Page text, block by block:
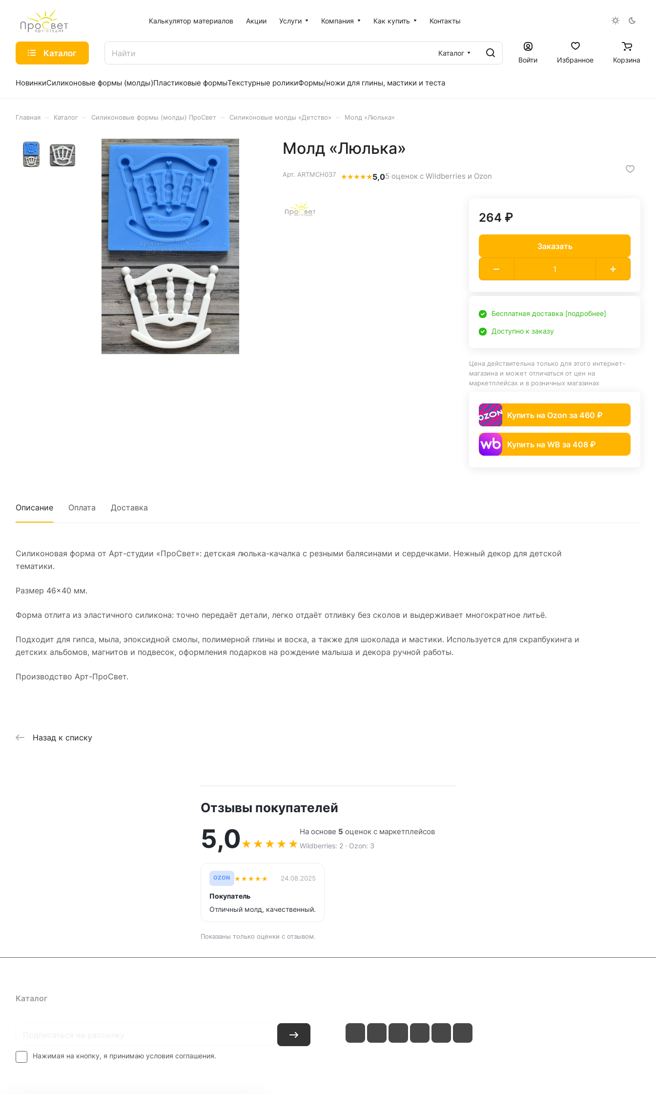
Калькулятор материалов Акции Услуги Компания Как купить Контакты
Каталог
Каталог
Войти
Избранное Корзина
НовинкиСиликоновые формы (молды)Пластиковые формыТекстурные роликиФормы/ножи для глины, мастики и теста
Главная Каталог Силиконовые формы (молды) ПроСвет Силиконовые молды «Детство» Молд «Люлька»
Молд «Люлька»
Арт. ARTMCH037 ★★★★★5,05 оценок с Wildberries и Ozon
264 ₽
Заказать
Бесплатная доставка [подробнее]
Доступно к заказу
Цена действительна только для этого интернет-
магазина и может отличаться от цен на
маркетплейсах и в розничных магазинах
Купить на Ozon за 460 ₽
Купить на WB за 408 ₽
Описание Оплата Доставка
Силиконовая форма от Арт-студии «ПроСвет»: детская люлька-качалка с резными балясинами и сердечками. Нежный декор для детской
тематики.
Размер 46×40 мм.
Форма отлита из эластичного силикона: точно передаёт детали, легко отдаёт отливку без сколов и выдерживает многократное литьё.
Подходит для гипса, мыла, эпоксидной смолы, полимерной глины и воска, а также для шоколада и мастики. Используется для скрапбукинга и
детских альбомов, магнитов и подвесок, оформления подарков на рождение малыша и декора ручной работы.
Производство Арт-ПроСвет.
Назад к списку
Отзывы покупателей
5,0★ ★ ★ ★ ★
На основе 5 оценок с маркетплейсов
Wildberries: 2 · Ozon: 3
OZON ★★★★★ 24.08.2025
Покупатель
Отличный молд, качественный.
Показаны только оценки с отзывом.
Каталог
Нажимая на кнопку, я принимаю условия соглашения.